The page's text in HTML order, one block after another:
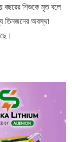
বছরের শিশুকে মৃত বলে
তিনজনের অবস্থা